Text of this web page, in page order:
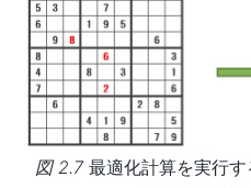
図 2.7 最適化計算を実行